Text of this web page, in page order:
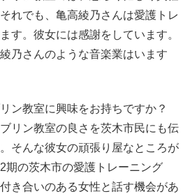
れでも、亀高綾乃さんは愛護トレ
す。彼女には感謝をしています。
乃さんのような音楽業はいます
ン教室に興味をお持ちですか？
リン教室の良さを茨木市民にも伝
そんな彼女の頑張り屋なところが
期の茨木市の愛護トレーニング
き合いのある女性と話す機会があ